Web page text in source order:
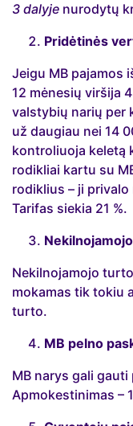
3 dalyje nurodytų
Pridėtinės
Jeigu MB pajamos
12 mėnesių viršija
valstybių narių per
už daugiau nei 14
kontroliuoja keletą
rodikliai kartu su
rodiklius – ji
Tarifas siekia 21 %.
Nekilnojamojo
mokamas tik tokiu
turto.
MB pelno
MB narys gali
Apmokestinimas –